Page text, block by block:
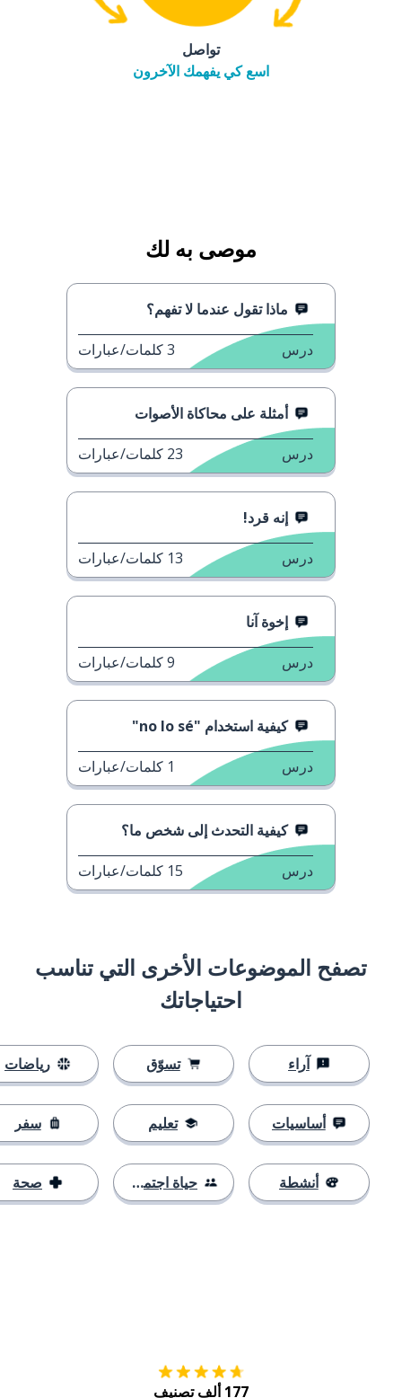
تواصل
اسع كي يفهمك الآخرون
موصى به لك
ماذا تقول عندما لا تفهم؟
درس 3كلمات/عبارات
أمثلة على محاكاة الأصوات
درس 23 كلمات/عبارات
إنه قرد!
درس 13 كلمات/عبارات
إخوة آنا
درس 9كلمات/عبارات
كيفية استخدام "no lo sé"
درس 1 كلمات/عبارات
كيفية التحدث إلى شخص ما؟
درس 15 كلمات/عبارات
تصفح الموضوعات الأخرى التي تناسب
احتياجاتك
آراء
أساسيات
أنشطة
تسوّق
تعليم
حياة اجتماعية
رياضات
سفر
صحة
177 ألف تصنيف